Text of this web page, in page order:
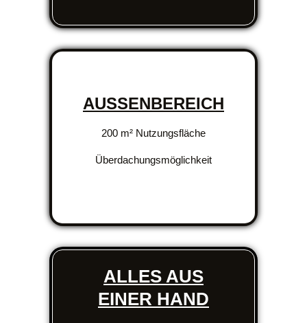
AUSSENBEREICH
200 m² Nutzungsfläche
Überdachungsmöglichkeit
ALLES AUS
EINER HAND